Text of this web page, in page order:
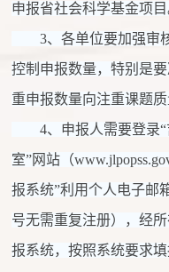
申报省社会科学基金项目
3、各单位要加强审核
控制申报数量，特别是
重申报数量向注重课题质
4、申报人需要登录“
室”网站（
报系统”利用个人电子邮
号无需重复注册），经
报系统，按照系统要求